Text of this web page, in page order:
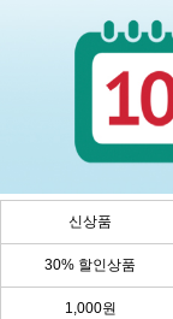
신상품
30% 할인상품
1,000원